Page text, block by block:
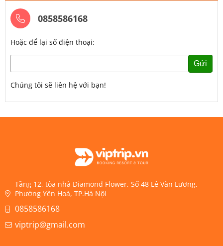
0858586168
Hoặc để lại số điện thoại:
Gửi
Chúng tôi sẽ liên hệ với bạn!
Tầng 12, tòa nhà Diamond Flower, Số 48 Lê Văn Lương,
Phường Yên Hoà, TP.Hà Nội
0858586168
viptrip@gmail.com